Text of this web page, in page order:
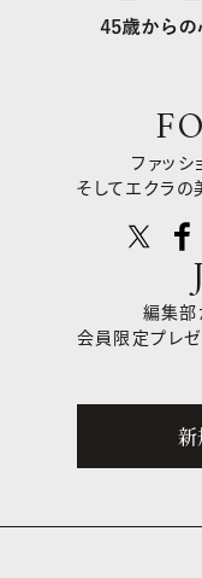
ファッシ
そしてエクラの
編集部
会員限定プレゼ
新